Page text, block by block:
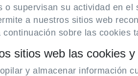
o supervisan su actividad en
a nuestros sitios web
sobre las
sitios web las cookies
y almacenar información